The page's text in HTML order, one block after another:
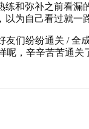
和弥补之前看
以为自己看过就
友们纷纷通关 / 全
呢，辛辛苦苦通关